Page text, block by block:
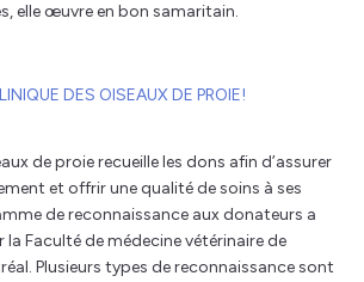
elle œuvre en bon samaritain.
DES OISEAUX DE PROIE!
de proie recueille les dons afin d’assurer
et offrir une qualité de soins à ses
de reconnaissance aux donateurs a
la Faculté de médecine vétérinaire de
Plusieurs types de reconnaissance sont